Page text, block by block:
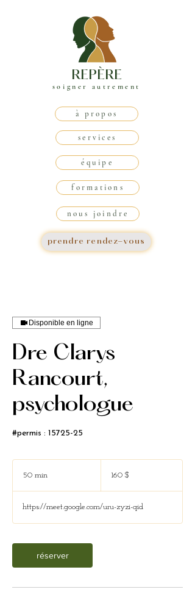
REPÈRE
soigner autrement
à propos
services
équipe
formations
nous joindre
prendre rendez-vous
Disponible en ligne
Dre Clarys
Rancourt,
psychologue
#permis : 15725-25
50 min
i
n
160 $
https://meet.google.com/uru-zyzi-qid
réserver